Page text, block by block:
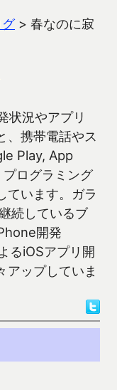
> 春なのに寂
状況やアプリ
、携帯電話やス
Play, App
ログラミング
ています。ガラ
続しているブ
開発
るiOSアプリ開
アップしていま